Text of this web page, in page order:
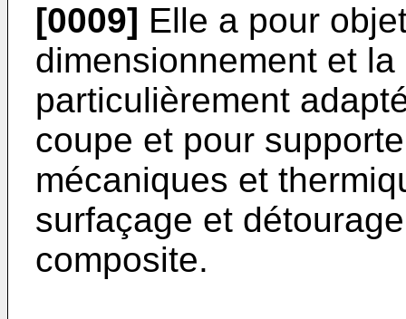
[0009] Elle a pour
dimensionnement et
particulièrement
coupe et pour
mécaniques et
surfaçage et
composite.